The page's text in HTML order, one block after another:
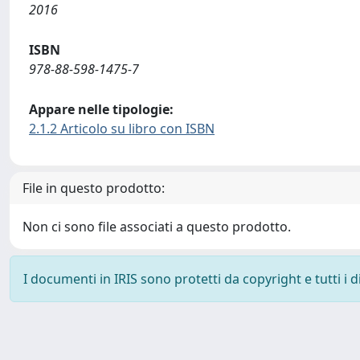
2016
ISBN
978-88-598-1475-7
Appare nelle tipologie:
2.1.2 Articolo su libro con ISBN
File in questo prodotto:
Non ci sono file associati a questo prodotto.
I documenti in IRIS sono protetti da copyright e tutti i